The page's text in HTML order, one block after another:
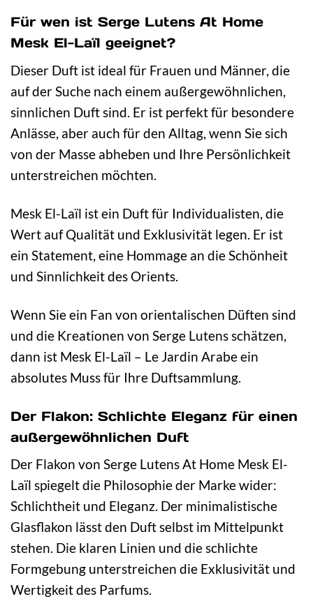
Für wen ist Serge Lutens At Home
Mesk El-Laïl geeignet?
Dieser Duft ist ideal für Frauen und Männer, die
auf der Suche nach einem außergewöhnlichen,
sinnlichen Duft sind. Er ist perfekt für besondere
Anlässe, aber auch für den Alltag, wenn Sie sich
von der Masse abheben und Ihre Persönlichkeit
unterstreichen möchten.
Mesk El-Laïl ist ein Duft für Individualisten, die
Wert auf Qualität und Exklusivität legen. Er ist
ein Statement, eine Hommage an die Schönheit
und Sinnlichkeit des Orients.
Wenn Sie ein Fan von orientalischen Düften sind
und die Kreationen von Serge Lutens schätzen,
dann ist Mesk El-Laïl – Le Jardin Arabe ein
absolutes Muss für Ihre Duftsammlung.
Der Flakon: Schlichte Eleganz für einen
außergewöhnlichen Duft
Der Flakon von Serge Lutens At Home Mesk El-
Laïl spiegelt die Philosophie der Marke wider:
Schlichtheit und Eleganz. Der minimalistische
Glasflakon lässt den Duft selbst im Mittelpunkt
stehen. Die klaren Linien und die schlichte
Formgebung unterstreichen die Exklusivität und
Wertigkeit des Parfums.